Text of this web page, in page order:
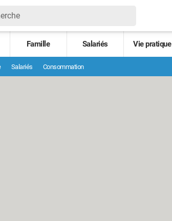
Famille Salariés Vie pratique
Salariés Consommation